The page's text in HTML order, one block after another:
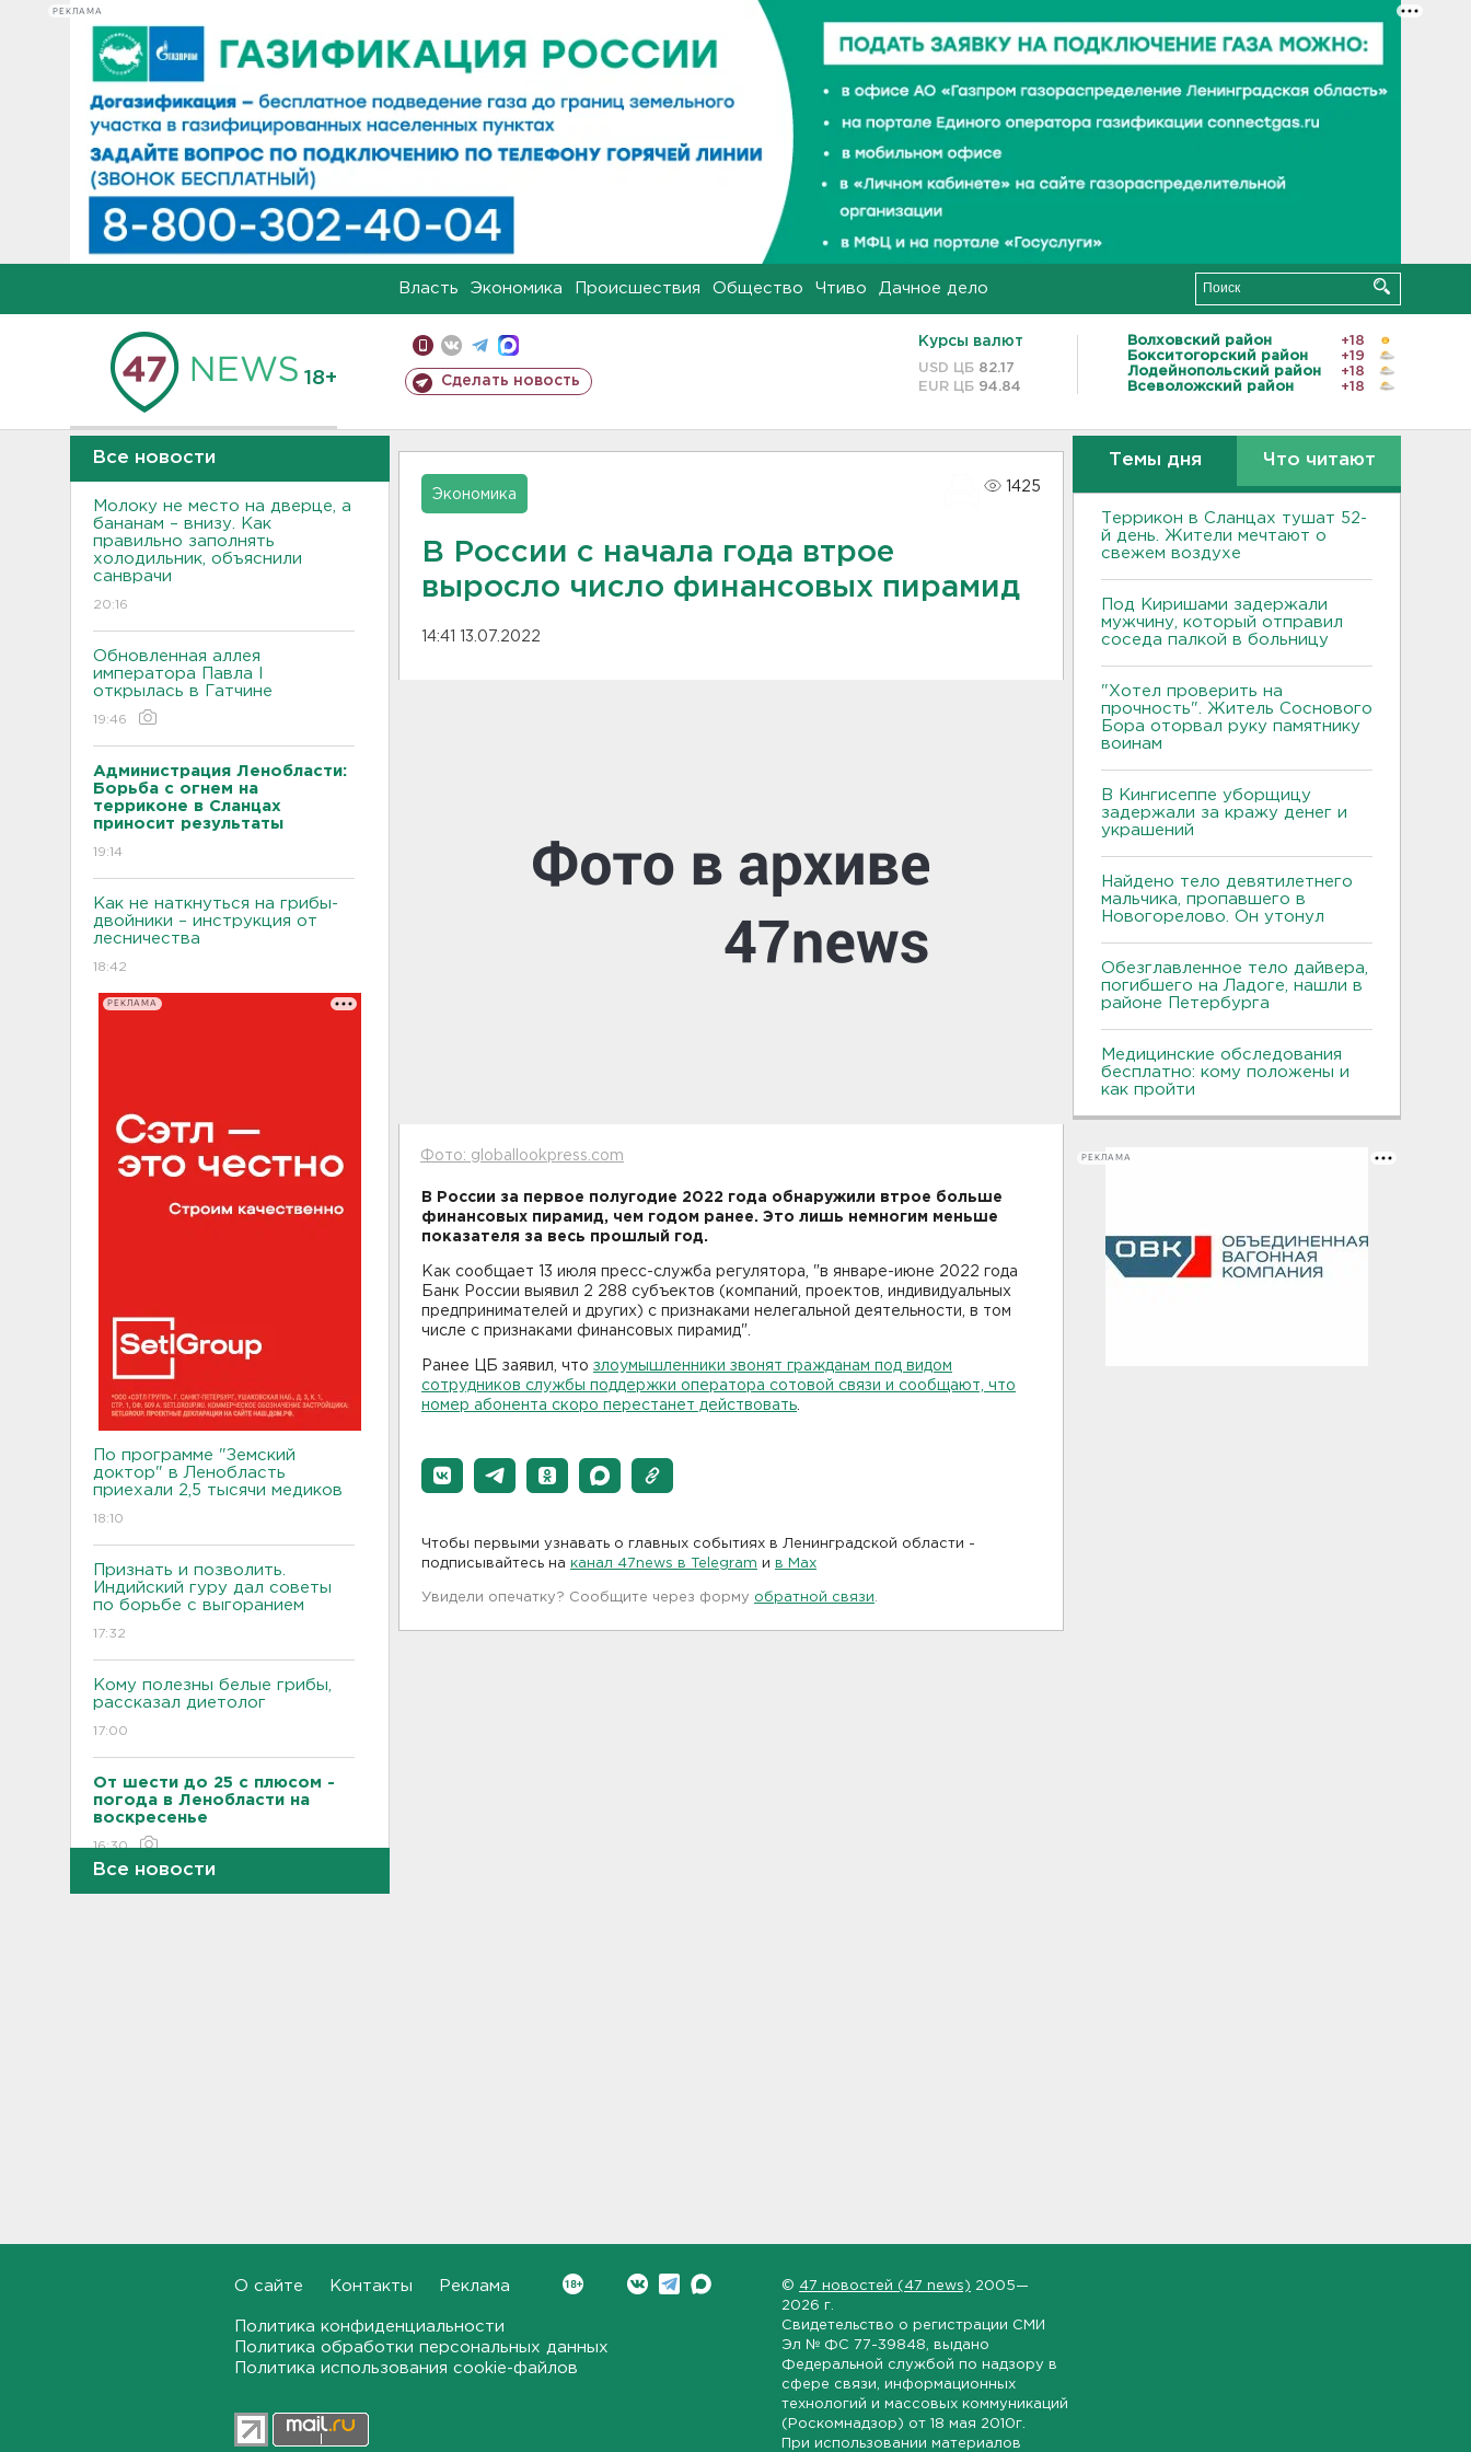
РЕКЛАМА
Власть Экономика Происшествия Общество Чтиво Дачное дело
18+ Сделать новость
Курсы валют
USD ЦБ 82.17
EUR ЦБ 94.84
Волховский район
+18
Бокситогорский район
+19
Лодейнопольский район
+18
Всеволожский район
+18
Все новости
Молоку не место на дверце, а
бананам – внизу. Как
правильно заполнять
холодильник, объяснили
санврачи
20:16
Обновленная аллея
императора Павла I
открылась в Гатчине
19:46
Администрация Ленобласти:
Борьба с огнем на
терриконе в Сланцах
приносит результаты
19:14
Как не наткнуться на грибы-
двойники – инструкция от
лесничества
18:42
РЕКЛАМА
По программе "Земский
доктор" в Ленобласть
приехали 2,5 тысячи медиков
18:10
Признать и позволить.
Индийский гуру дал советы
по борьбе с выгоранием
17:32
Кому полезны белые грибы,
рассказал диетолог
17:00
От шести до 25 с плюсом -
погода в Ленобласти на
воскресенье
16:30
Гаражная амнистия и
В Севастополе после атаки
БПЛА повреждены 15
Все новости
Экономика
1425
В России с начала года втрое
выросло число финансовых пирамид
14:41 13.07.2022
Фото: globallookpress.com
В России за первое полугодие 2022 года обнаружили втрое больше
финансовых пирамид, чем годом ранее. Это лишь немногим меньше
показателя за весь прошлый год.
Как сообщает 13 июля пресс-служба регулятора, "в январе-июне 2022 года
Банк России выявил 2 288 субъектов (компаний, проектов, индивидуальных
предпринимателей и других) с признаками нелегальной деятельности, в том
числе с признаками финансовых пирамид".
Ранее ЦБ заявил, что злоумышленники звонят гражданам под видом
сотрудников службы поддержки оператора сотовой связи и сообщают, что
номер абонента скоро перестанет действовать
Чтобы первыми узнавать о главных событиях в Ленинградской области -
подписывайтесь на канал 47news в Telegram и в Maх
Увидели опечатку? Сообщите через форму обратной связи
Темы дня Что читают
Террикон в Сланцах тушат 52-
й день. Жители мечтают о
свежем воздухе
Под Киришами задержали
мужчину, который отправил
соседа палкой в больницу
"Хотел проверить на
прочность". Житель Соснового
Бора оторвал руку памятнику
воинам
В Кингисеппе уборщицу
задержали за кражу денег и
украшений
Найдено тело девятилетнего
мальчика, пропавшего в
Новогорелово. Он утонул
Обезглавленное тело дайвера,
погибшего на Ладоге, нашли в
районе Петербурга
Медицинские обследования
бесплатно: кому положены и
как пройти
РЕКЛАМА
О сайте Контакты Реклама
Политика конфиденциальности
Политика обработки персональных данных
Политика использования cookie-файлов
© 47 новостей (47 news) 2005—
2026 г.
Свидетельство о регистрации СМИ
Эл № ФС 77-39848 , выдано
Федеральной службой по надзору в
сфере связи, информационных
технологий и массовых коммуникаций
(Роскомнадзор) от 18 мая 2010г.
При использовании материалов